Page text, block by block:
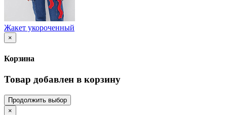
Жакет укороченный
×
Корзина
Товар добавлен в корзину
Продолжить выбор
×